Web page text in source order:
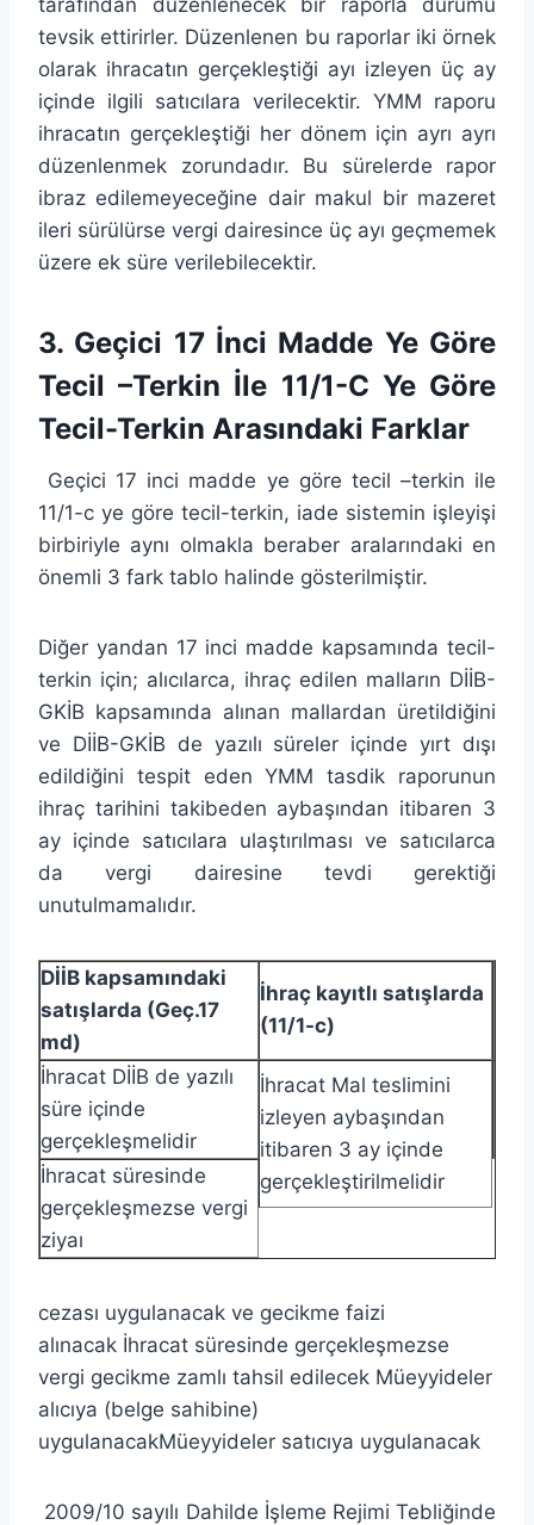
tevsik ettirirler. Düzenlenen bu raporlar iki örnek
olarak ihracatın gerçekleştiği ayı izleyen üç ay
içinde ilgili satıcılara verilecektir. YMM raporu
ihracatın gerçekleştiği her dönem için ayrı ayrı
düzenlenmek zorundadır. Bu sürelerde rapor
ibraz edilemeyeceğine dair makul bir mazeret
ileri sürülürse vergi dairesince üç ayı geçmemek
üzere ek süre verilebilecektir.
3. Geçici 17 İnci Madde Ye Göre
Tecil –Terkin İle 11/1-C Ye Göre
Tecil-Terkin Arasındaki Farklar
Geçici 17 inci madde ye göre tecil –terkin ile
11/1-c ye göre tecil-terkin, iade sistemin işleyişi
birbiriyle aynı olmakla beraber aralarındaki en
önemli 3 fark tablo halinde gösterilmiştir.
Diğer yandan 17 inci madde kapsamında tecil-
terkin için; alıcılarca, ihraç edilen malların DİİB-
GKİB kapsamında alınan mallardan üretildiğini
ve DİİB-GKİB de yazılı süreler içinde yırt dışı
edildiğini tespit eden YMM tasdik raporunun
ihraç tarihini takibeden aybaşından itibaren 3
ay içinde satıcılara ulaştırılması ve satıcılarca
da vergi dairesine tevdi gerektiği
unutulmamalıdır.
DİİB kapsamındaki
satışlarda (Geç.17
md)
İhraç kayıtlı satışlarda
(11/1-c)
İhracat DİİB de yazılı
süre içinde
gerçekleşmelidir
İhracat Mal teslimini
izleyen aybaşından
itibaren 3 ay içinde
gerçekleştirilmelidir
İhracat süresinde
gerçekleşmezse vergi
ziyaı
cezası uygulanacak ve gecikme faizi
alınacak İhracat süresinde gerçekleşmezse
vergi gecikme zamlı tahsil edilecek Müeyyideler
alıcıya (belge sahibine)
uygulanacakMüeyyideler satıcıya uygulanacak
2009/10 sayılı Dahilde İşleme Rejimi Tebliğinde